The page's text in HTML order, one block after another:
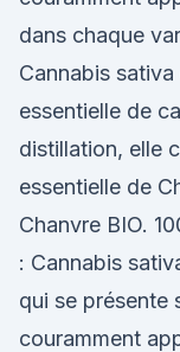
dans chaque
Cannabis
essentielle de
distillation, elle
essentielle de
Chanvre BIO.
: Cannabis
qui se présente
couramment